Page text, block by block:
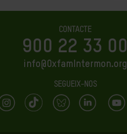
CONTACTE
900 22 33 00
info@OxfamIntermon.org
SEGUEIX-NOS